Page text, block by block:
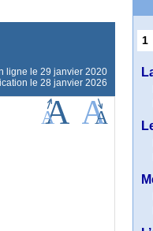
ligne le 29 janvier 2020
le 28 janvier 2026
1